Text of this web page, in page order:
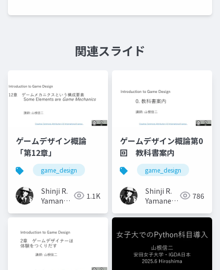
関連スライド
ゲームデザイン概論
「第12章」
game_design
Shinji R.
Yamane
1.1K
ゲームデザイン概論第0
回 教科書案内
game_design
Shinji R.
Yamane
786